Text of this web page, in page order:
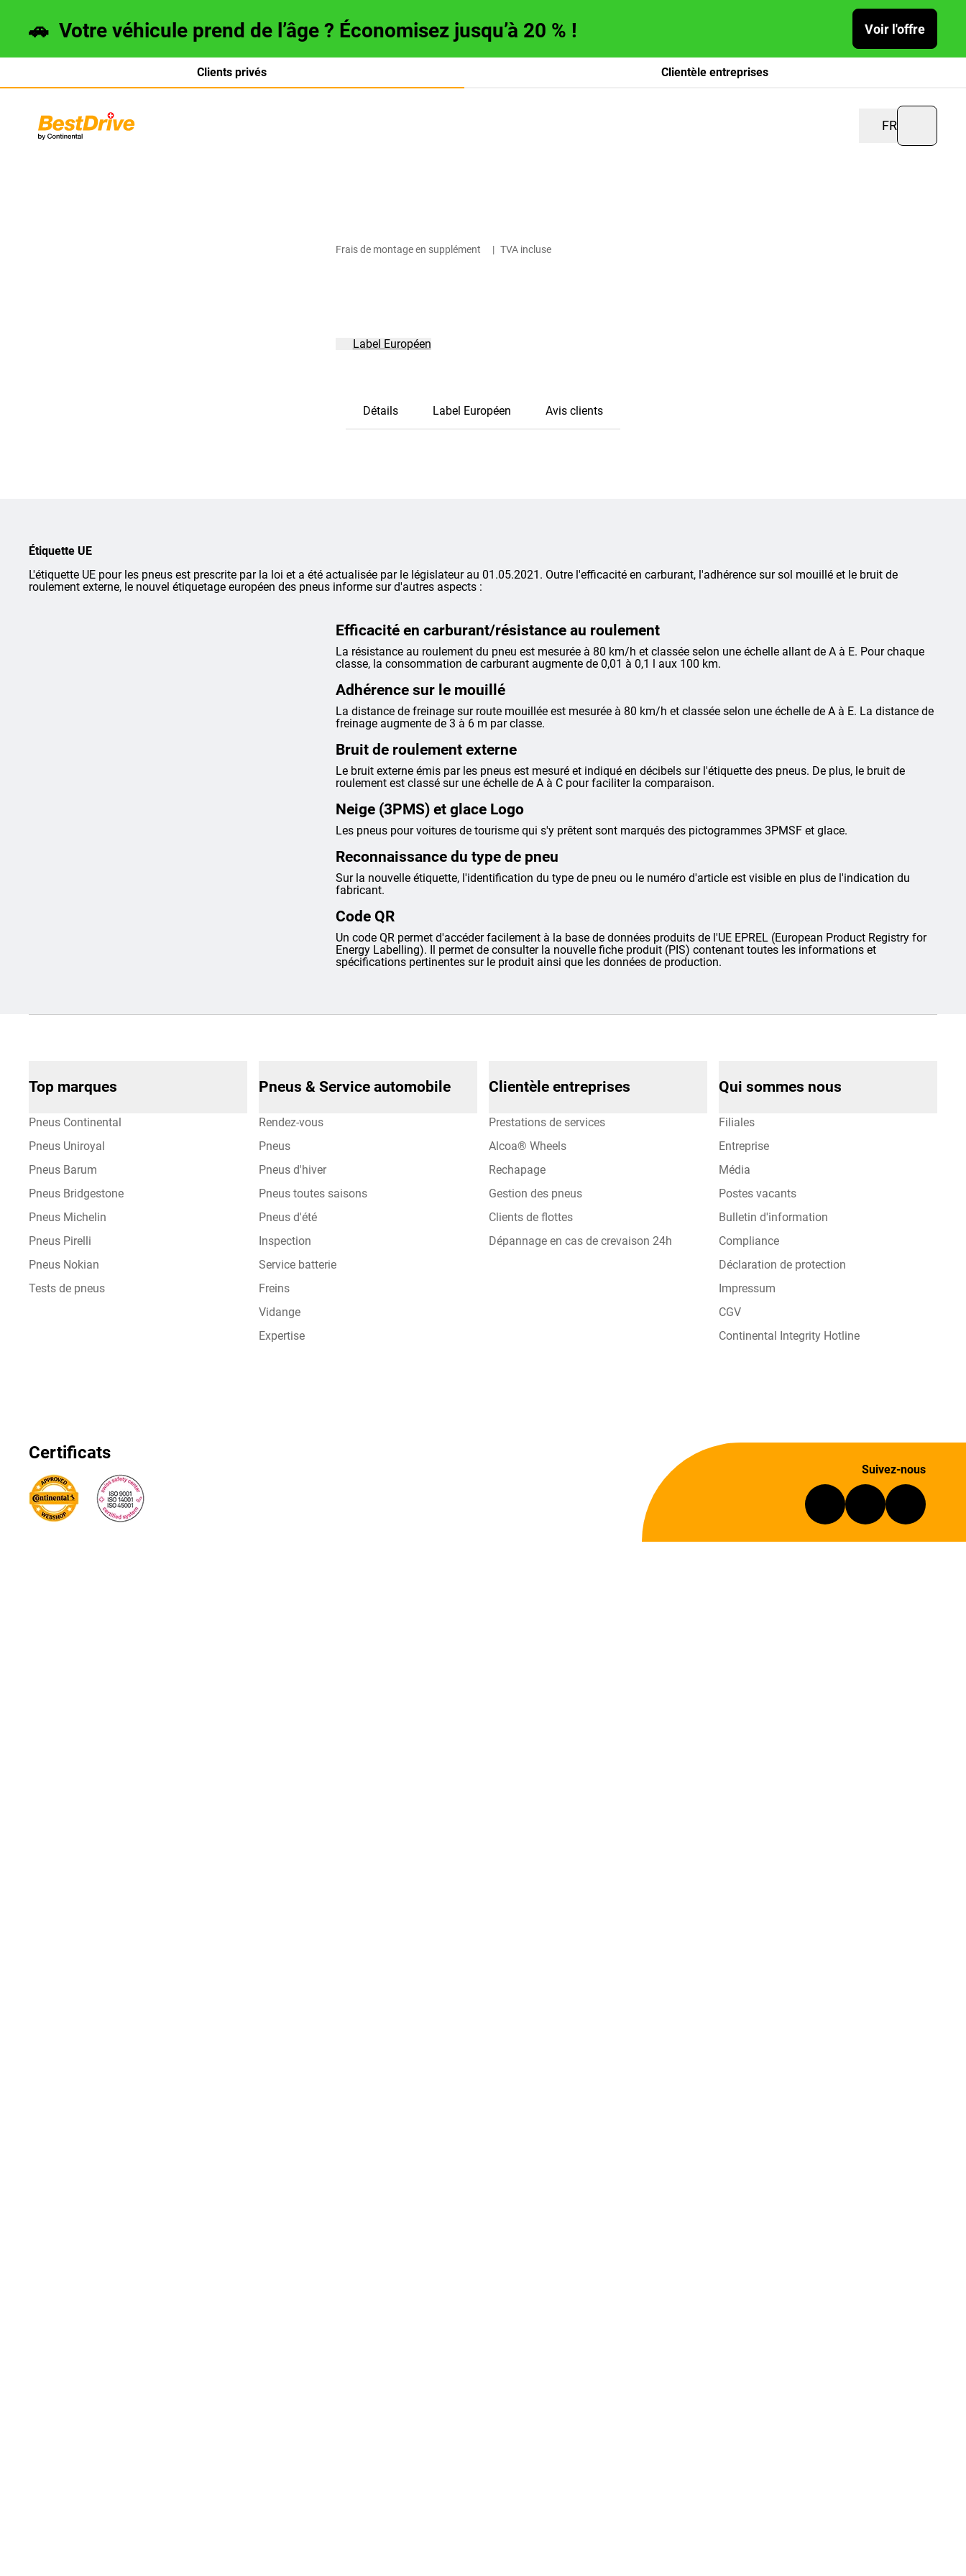
🚗 Votre véhicule prend de l’âge ? Économisez jusqu’à 20 % ! Voir l'offre
Clients privés Clientèle entreprises
FR
Deutsch
Frais de montage en supplément | TVA incluse
Label Européen
Détails Label Européen Avis clients
Étiquette UE
L'étiquette UE pour les pneus est prescrite par la loi et a été actualisée par le législateur au 01.05.2021. Outre l'efficacité en carburant, l'adhérence sur sol mouillé et le bruit de
roulement externe, le nouvel étiquetage européen des pneus informe sur d'autres aspects :
Efficacité en carburant/résistance au roulement
La résistance au roulement du pneu est mesurée à 80 km/h et classée selon une échelle allant de A à E. Pour chaque
classe, la consommation de carburant augmente de 0,01 à 0,1 l aux 100 km.
Adhérence sur le mouillé
La distance de freinage sur route mouillée est mesurée à 80 km/h et classée selon une échelle de A à E. La distance de
freinage augmente de 3 à 6 m par classe.
Bruit de roulement externe
Le bruit externe émis par les pneus est mesuré et indiqué en décibels sur l'étiquette des pneus. De plus, le bruit de
roulement est classé sur une échelle de A à C pour faciliter la comparaison.
Neige (3PMS) et glace Logo
Les pneus pour voitures de tourisme qui s'y prêtent sont marqués des pictogrammes 3PMSF et glace.
Reconnaissance du type de pneu
Sur la nouvelle étiquette, l'identification du type de pneu ou le numéro d'article est visible en plus de l'indication du
fabricant.
Code QR
Un code QR permet d'accéder facilement à la base de données produits de l'UE EPREL (European Product Registry for
Energy Labelling). Il permet de consulter la nouvelle fiche produit (PIS) contenant toutes les informations et
spécifications pertinentes sur le produit ainsi que les données de production.
Top marques
Pneus Continental
Pneus Uniroyal
Pneus Barum
Pneus Bridgestone
Pneus Michelin
Pneus Pirelli
Pneus Nokian
Tests de pneus
Pneus & Service automobile
Rendez-vous
Pneus
Pneus d'hiver
Pneus toutes saisons
Pneus d'été
Inspection
Service batterie
Freins
Vidange
Expertise
Clientèle entreprises
Prestations de services
Alcoa® Wheels
Rechapage
Gestion des pneus
Clients de flottes
Dépannage en cas de crevaison 24h
Qui sommes nous
Filiales
Entreprise
Média
Postes vacants
Bulletin d'information
Compliance
Déclaration de protection
Impressum
CGV
Continental Integrity Hotline
Certificats
Suivez-nous